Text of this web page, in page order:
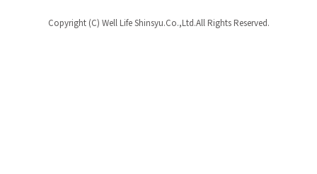
Copyright (C) Well Life Shinsyu.Co.,Ltd.All Rights Reserved.